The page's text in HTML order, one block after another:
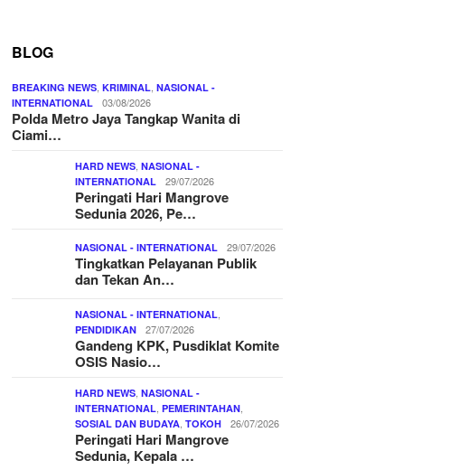
BLOG
BREAKING NEWS ,KRIMINAL ,NASIONAL -
INTERNATIONAL
03/08/2026
Polda Metro Jaya Tangkap Wanita di
Ciami…
HARD NEWS ,NASIONAL -
INTERNATIONAL
29/07/2026
Peringati Hari Mangrove
Sedunia 2026, Pe…
NASIONAL - INTERNATIONAL 29/07/2026
Tingkatkan Pelayanan Publik
dan Tekan An…
NASIONAL - INTERNATIONAL
PENDIDIKAN 27/07/2026
Gandeng KPK, Pusdiklat Komite
OSIS Nasio…
HARD NEWS ,NASIONAL -
INTERNATIONAL ,PEMERINTAHAN
SOSIAL DAN BUDAYA ,TOKOH 26/07/2026
Peringati Hari Mangrove
Sedunia, Kepala …